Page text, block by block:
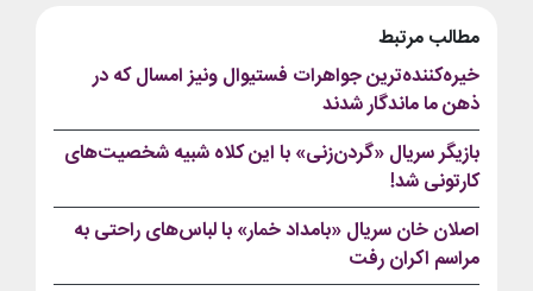
مطالب مرتبط
خیره‌کننده‌ترین جواهرات فستیوال ونیز امسال که در
ذهن ما ماندگار شدند
بازیگر سریال «گردن‌زنی» با این کلاه شبیه شخصیت‌های
کارتونی شد!
اصلان خان سریال «بامداد خمار» با لباس‌های راحتی به
مراسم اکران رفت